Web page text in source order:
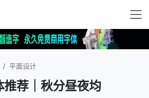
平面设计
推荐｜秋分昼夜均